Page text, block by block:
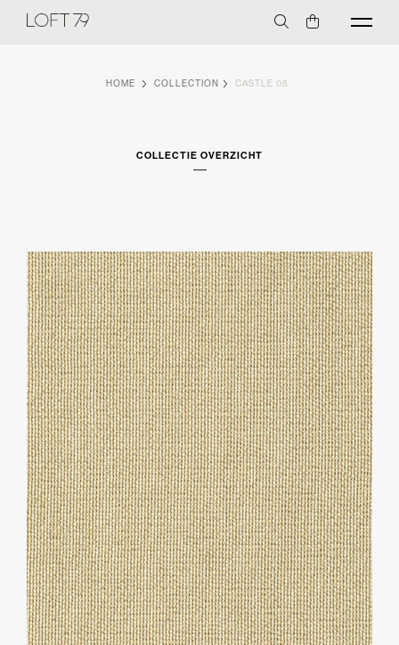
HOME COLLECTION CASTLE 05
COLLECTIE OVERZICHT